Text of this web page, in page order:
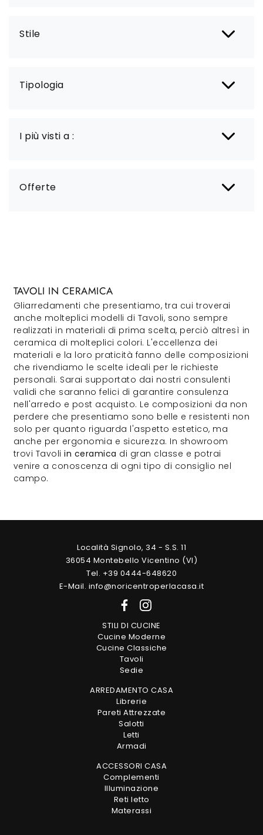
Stile
Tipologia
I più visti a :
Offerte
TAVOLI IN CERAMICA
Gliarredamenti che presentiamo, tra cui troverai
anche molteplici modelli di Tavoli, sono sempre
realizzati in materiali di prima scelta, perciò altresì in
ceramica di molteplici colori. L'eccellenza dei
materiali e la loro praticità fanno delle composizioni
che rivendiamo le scelte ideali per le richieste
personali. Sarai supportato dai nostri consulenti
validi che saranno felici di garantire consulenza
nell'arredo e post acquisto. Le composizioni da non
perdere che presentiamo sono belle e resistenti non
solo per quanto riguarda l'aspetto estetico, ma
anche per ergonomia e sicurezza. In showroom
trovi Tavoli in ceramica di gran classe e potrai
venire a conoscenza di ogni tipo di consiglio nel
campo.
Località Signolo, 34 - S.S. 11
36054 Montebello Vicentino (VI)
Tel. +39 0444-648620
E-Mail. info@noricentroperlacasa.it
STILI DI CUCINE
Cucine Moderne
Cucine Classiche
Tavoli
Sedie
ARREDAMENTO CASA
Librerie
Pareti Attrezzate
Salotti
Letti
Armadi
ACCESSORI CASA
Complementi
Illuminazione
Reti letto
Materassi